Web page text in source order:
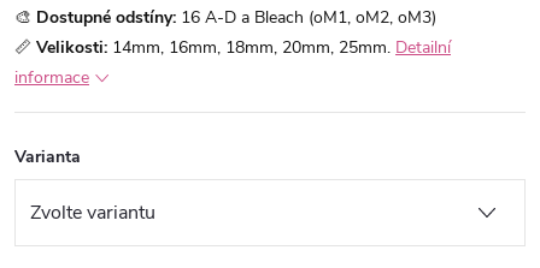
🎨 Dostupné odstíny: 16 A-D a Bleach (oM1, oM2, oM3)
📏 Velikosti: 14mm, 16mm, 18mm, 20mm, 25mm. Detailní
informace
Varianta